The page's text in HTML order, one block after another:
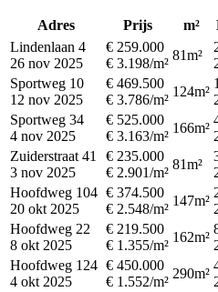
Adres Prijs m²
Lindenlaan 4
26 nov 2025
€ 259.000
€ 3.198/m²
81m²
Sportweg 10
12 nov 2025
€ 469.500
€ 3.786/m²
124m²
Sportweg 34
4 nov 2025
€ 525.000
€ 3.163/m²
166m²
Zuiderstraat 41
3 nov 2025
€ 235.000
€ 2.901/m²
81m²
Hoofdweg 104
20 okt 2025
€ 374.500
€ 2.548/m²
147m²
Hoofdweg 22
8 okt 2025
€ 219.500
€ 1.355/m²
162m²
Hoofdweg 124
4 okt 2025
€ 450.000
€ 1.552/m²
290m²